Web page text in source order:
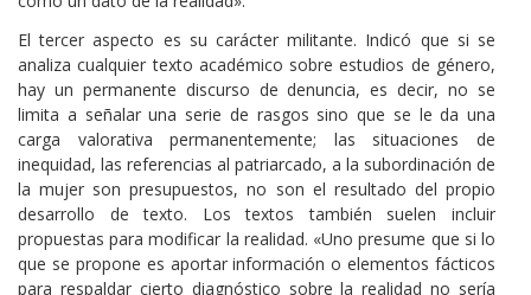
El tercer aspecto es su carácter militante. Indicó que si se
analiza cualquier texto académico sobre estudios de género,
hay un permanente discurso de denuncia, es decir, no se
limita a señalar una serie de rasgos sino que se le da una
carga valorativa permanentemente; las situaciones de
inequidad, las referencias al patriarcado, a la subordinación de
la mujer son presupuestos, no son el resultado del propio
desarrollo de texto. Los textos también suelen incluir
propuestas para modificar la realidad. «Uno presume que si lo
que se propone es aportar información o elementos fácticos
para respaldar cierto diagnóstico sobre la realidad no sería